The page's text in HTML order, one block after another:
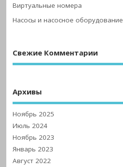
Виртуальные номера
Насосы и насосное оборудование
Свежие Комментарии
Архивы
Ноябрь 2025
Июль 2024
Ноябрь 2023
Январь 2023
Август 2022